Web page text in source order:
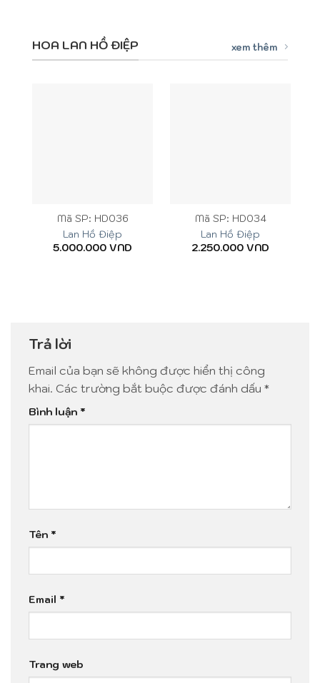
HOA LAN HỒ ĐIỆP xem thêm
Mã SP: HD036
Lan Hồ Điệp
5.000.000 VND
Mã SP: HD034
Lan Hồ Điệp
2.250.000 VND
Trả lời
Email của bạn sẽ không được hiển thị công
khai. Các trường bắt buộc được đánh dấu *
Bình luận *
Tên *
Email *
Trang web